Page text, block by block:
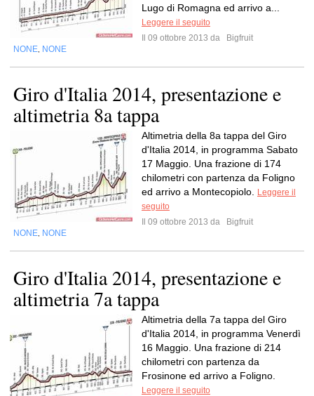
Lugo di Romagna ed arrivo a...
Leggere il seguito
Il 09 ottobre 2013 da
Bigfruit
NONE NONE
Giro d'Italia 2014, presentazione e
altimetria 8a tappa
Altimetria della 8a tappa del Giro
d'Italia 2014, in programma Sabato
17 Maggio. Una frazione di 174
chilometri con partenza da Foligno
ed arrivo a Montecopiolo.
Leggere il
seguito
Il 09 ottobre 2013 da
Bigfruit
NONE NONE
Giro d'Italia 2014, presentazione e
altimetria 7a tappa
Altimetria della 7a tappa del Giro
d'Italia 2014, in programma Venerdì
16 Maggio. Una frazione di 214
chilometri con partenza da
Frosinone ed arrivo a Foligno.
Leggere il seguito